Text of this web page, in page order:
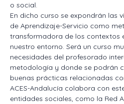
o social.
En dicho curso se expondrán las
de Aprendizaje-Servicio como
transformadora de los contextos
nuestro entorno. Será un curso
necesidades del profesorado
metodología y donde se podrán
buenas prácticas relacionadas
ACES-Andalucía colabora con
entidades sociales, como la Red